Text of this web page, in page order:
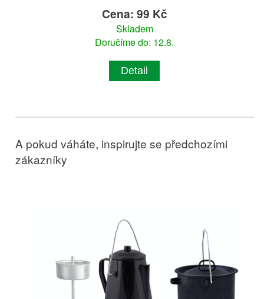
Cena: 99 Kč
Skladem
Doručíme do: 12.8.
Detail
A pokud váháte, inspirujte se předchozími
zákazníky